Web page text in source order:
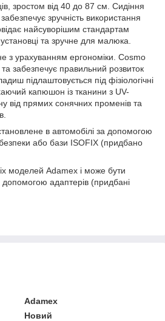
зростом від 40 до 87 см. Сидіння
зручність використання
найсуворішим стандартам
та зручне для малюка.
з урахуванням ергономіки. Cosmo
забезпечує правильний розвиток
підлаштовується під фізіологічні
капюшон із тканини з UV-
від прямих сонячних променів та
в автомобілі за допомогою
або бази ISOFIX (придбано
моделей Adamex і може бути
адаптерів (придбані
Adamex
Новий